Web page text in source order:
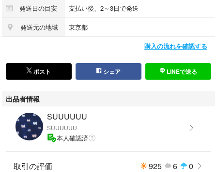
発送日の目安 支払い後、2～3日で発送
発送元の地域 東京都
購入の流れを確認する
ポスト シェア LINEで送る
出品者情報
SUUUUUU
SUUUUUU
本人確認済
取引の評価 925 6 0